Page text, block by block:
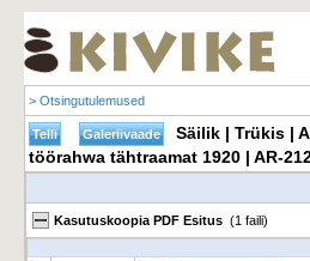
> Otsingutulemused
Säilik | Trükis |
töörahwa tähtraamat 1920 | AR-
Kasutuskoopia PDF Esitus (1 faili)